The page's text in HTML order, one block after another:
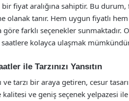
fiyat aralığına sahiptir. Bu durum,
olanak tanır. Hem uygun fiyatlı
göre farklı seçenekler sunmaktadır.
saatlere kolayca ulaşmak
ile Tarzınızı Yansıtın
ve tarzı bir araya getiren, cesur
ve geniş seçenek yelpazesi